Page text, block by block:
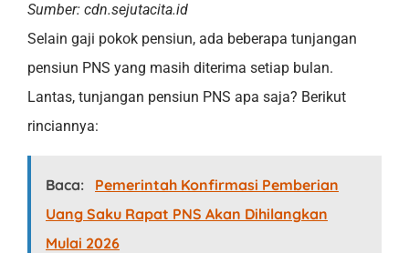
Sumber: cdn.sejutacita.id
Selain gaji pokok pensiun, ada beberapa tunjangan
pensiun PNS yang masih diterima setiap bulan.
Lantas, tunjangan pensiun PNS apa saja? Berikut
rinciannya:
Baca:
Pemerintah Konfirmasi Pemberian
Uang Saku Rapat PNS Akan Dihilangkan
Mulai 2026